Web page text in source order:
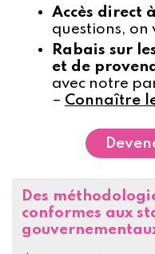
Accès direct
questions, on
Rabais sur
et de
avec notre
– Connaître
Des
conformes aux